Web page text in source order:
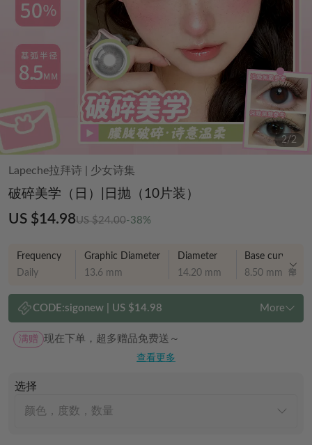
2/2
Lapeche拉拜诗 少女诗集
破碎美学（日）|日抛（10片装）
US $14.98US $24.00-38%
Frequency
Daily
Graphic Diameter
13.6 mm
Diameter
14.20 mm
Base curve
8.50 mm
CODE:sigonew| US $14.98 More
满赠 现在下单，超多赠品免费送～
查看更多
选择
颜色，度数，数量